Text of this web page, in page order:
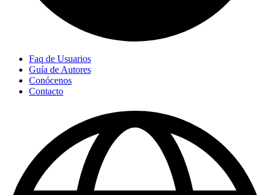
Faq de Usuarios
Guía de Autores
Conócenos
Contacto